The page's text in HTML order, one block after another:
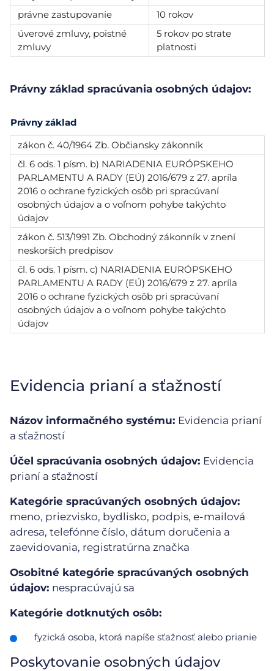
právne zastupovanie
10 rokov
úverové zmluvy, poistné
zmluvy
5 rokov po strate
platnosti
Právny základ spracúvania osobných údajov:
Právny základ
zákon č. 40/1964 Zb. Občiansky zákonník
čl. 6 ods. 1 písm. b) NARIADENIA EURÓPSKEHO
PARLAMENTU A RADY (EÚ) 2016/679 z 27. apríla
2016 o ochrane fyzických osôb pri spracúvaní
osobných údajov a o voľnom pohybe takýchto
údajov
zákon č. 513/1991 Zb. Obchodný zákonník v znení
neskorších predpisov
čl. 6 ods. 1 písm. c) NARIADENIA EURÓPSKEHO
PARLAMENTU A RADY (EÚ) 2016/679 z 27. apríla
2016 o ochrane fyzických osôb pri spracúvaní
osobných údajov a o voľnom pohybe takýchto
údajov
Evidencia prianí a sťažností
Názov informačného systému: Evidencia prianí
a sťažností
Účel spracúvania osobných údajov: Evidencia
prianí a sťažností
Kategórie spracúvaných osobných údajov:
meno, priezvisko, bydlisko, podpis, e-mailová
adresa, telefónne číslo, dátum doručenia a
zaevidovania, registratúrna značka
Osobitné kategórie spracúvaných osobných
údajov: nespracúvajú sa
Kategórie dotknutých osôb:
fyzická osoba, ktorá napíše sťažnosť alebo prianie
Poskytovanie osobných údajov